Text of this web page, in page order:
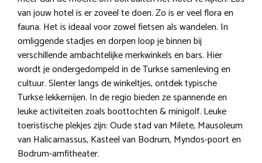
van jouw hotel is er zoveel te doen. Zo is er veel flora en
fauna. Het is ideaal voor zowel fietsen als wandelen. In
omliggende stadjes en dorpen loop je binnen bij
verschillende ambachtelijke merkwinkels en bars. Hier
wordt je ondergedompeld in de Turkse samenleving en
cultuur. Slenter langs de winkeltjes, ontdek typische
Turkse lekkernijen. In de regio bieden ze spannende en
leuke activiteiten zoals boottochten & minigolf. Leuke
toeristische plekjes zijn: Oude stad van Milete, Mausoleum
van Halicarnassus, Kasteel van Bodrum, Myndos-poort en
Bodrum-amfitheater.